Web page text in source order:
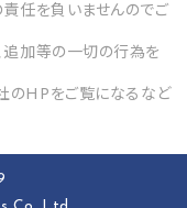
任を負いませんのでご
追加等の一切の行為を
のHPをご覧になるなど